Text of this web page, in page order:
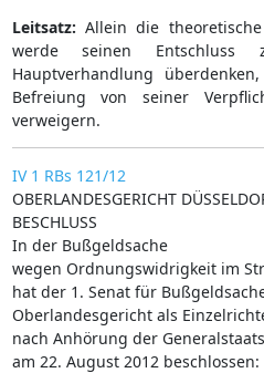
Leitsatz: Allein die
werde seinen
Hauptverhandlung
Befreiung von seiner
verweigern.
IV 1 RBs 121/12
OBERLANDESGERICHT
BESCHLUSS
In der Bußgeldsache
wegen Ordnungswidrigkeit im
hat der 1. Senat für
Oberlandesgericht als
nach Anhörung der
am 22. August 2012 beschlossen: